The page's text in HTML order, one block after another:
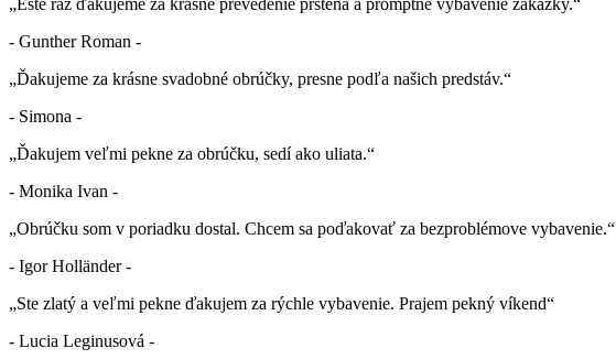
- Gunther Roman -
„Ďakujeme za krásne svadobné obrúčky, presne podľa našich predstáv.“
- Simona -
„Ďakujem veľmi pekne za obrúčku, sedí ako uliata.“
- Monika Ivan -
„Obrúčku som v poriadku dostal. Chcem sa poďakovať za bezproblémove vybavenie.“
- Igor Holländer -
„Ste zlatý a veľmi pekne ďakujem za rýchle vybavenie. Prajem pekný víkend“
- Lucia Leginusová -